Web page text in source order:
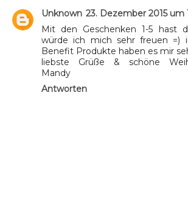
Unknown 23. Dezember 2015 um
Mit den Geschenken 1-5 hast
würde ich mich sehr freuen =)
Benefit Produkte haben es mir
liebste Grüße & schöne
Mandy
Antworten